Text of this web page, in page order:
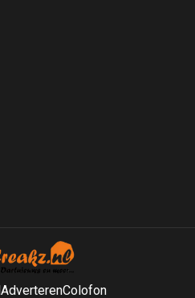
AdverterenColofon